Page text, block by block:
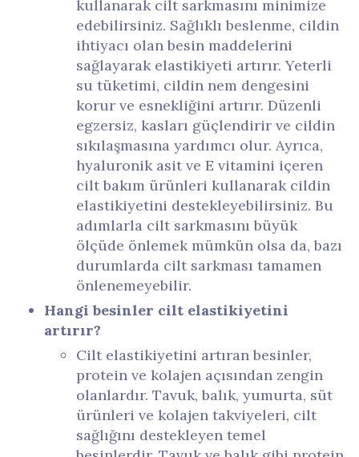
kullanarak cilt sarkmasını minimize
edebilirsiniz. Sağlıklı beslenme, cildin
ihtiyacı olan besin maddelerini
sağlayarak elastikiyeti artırır. Yeterli
su tüketimi, cildin nem dengesini
korur ve esnekliğini artırır. Düzenli
egzersiz, kasları güçlendirir ve cildin
sıkılaşmasına yardımcı olur. Ayrıca,
hyaluronik asit ve E vitamini içeren
cilt bakım ürünleri kullanarak cildin
elastikiyetini destekleyebilirsiniz. Bu
adımlarla cilt sarkmasını büyük
ölçüde önlemek mümkün olsa da, bazı
durumlarda cilt sarkması tamamen
önlenemeyebilir.
Hangi besinler cilt elastikiyetini
artırır?
Cilt elastikiyetini artıran besinler,
protein ve kolajen açısından zengin
olanlardır. Tavuk, balık, yumurta, süt
ürünleri ve kolajen takviyeleri, cilt
sağlığını destekleyen temel